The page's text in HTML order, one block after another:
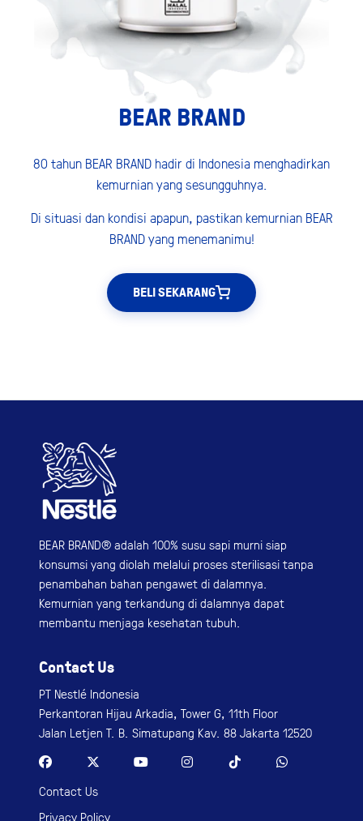
BEAR BRAND
80 tahun BEAR BRAND hadir di Indonesia menghadirkan
kemurnian yang sesungguhnya.
Di situasi dan kondisi apapun, pastikan kemurnian BEAR
BRAND yang menemanimu!
BELI SEKARANG
BEAR BRAND® adalah 100% susu sapi murni siap
konsumsi yang diolah melalui proses sterilisasi tanpa
penambahan bahan pengawet di dalamnya.
Kemurnian yang terkandung di dalamnya dapat
membantu menjaga kesehatan tubuh.
Contact Us
PT Nestlé Indonesia
Perkantoran Hijau Arkadia, Tower G, 11th Floor
Jalan Letjen T. B. Simatupang Kav. 88 Jakarta 12520
Contact Us
Privacy Policy